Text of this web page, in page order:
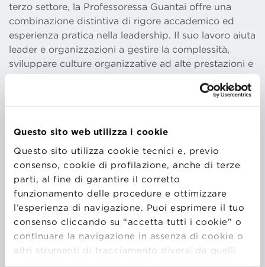
Questo sito web utilizza i cookie
Questo sito utilizza cookie tecnici e, previo
consenso, cookie di profilazione, anche di terze
parti, al fine di garantire il corretto
funzionamento delle procedure e ottimizzare
l’esperienza di navigazione. Puoi esprimere il tuo
consenso cliccando su “accetta tutti i cookie” o
continuare la navigazione in assenza di cookie o
altri strumenti di tracciamento diversi da quelli
tecnici semplicemente chiudendo il presente
terzo settore, la Professoressa Guantai offre una
combinazione distintiva di rigore accademico ed
esperienza pratica nella leadership. Il suo lavoro aiuta
leader e organizzazioni a gestire la complessità,
sviluppare culture organizzative ad alte prestazioni e
l’innovazione, la fiducia e un successo sostenibile.
Il suo approccio si ispira al principio dell’
filosofia africana spesso riassunta nell’espressione
sono perché noi siamo”. Attraverso questa
prospettiva, mette in discussione i modelli di
leadership e strategia esclusivamente individualistici,
mostrando come l’intelligenza relazionale, la
responsabilità collettiva e l’equità nella condivisione
della conoscenza possano rafforzare la resilienza
organizzativa e creare valore nel lungo periodo.
Integrando comunicazione strategica, storytelling e